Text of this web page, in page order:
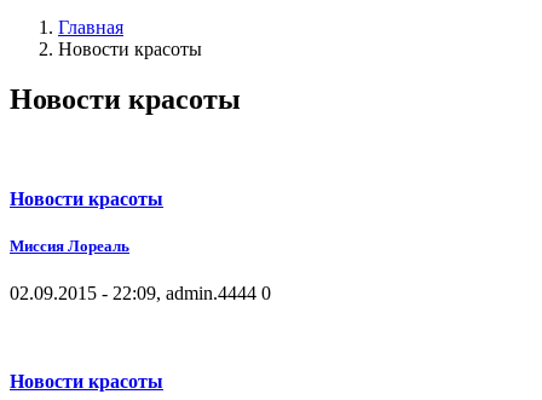
Главная
Новости красоты
Новости красоты
Новости красоты
Миссия Лореаль
02.09.2015 - 22:09, admin.4444 0
Новости красоты